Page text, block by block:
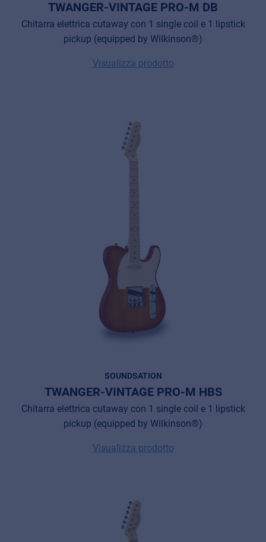
TWANGER-VINTAGE PRO-M DB
Chitarra elettrica cutaway con 1 single coil e 1 lipstick
pickup (equipped by Wilkinson®)
Visualizza prodotto
SOUNDSATION
TWANGER-VINTAGE PRO-M HBS
Chitarra elettrica cutaway con 1 single coil e 1 lipstick
pickup (equipped by Wilkinson®)
Visualizza prodotto